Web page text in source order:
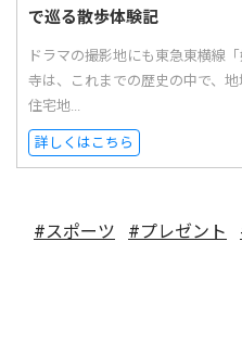
で巡る散歩体験記
ドラマの撮影地にも東急東横線
寺は、これまでの歴史の中で、
住宅地...
詳しくはこちら
#スポーツ #プレゼント